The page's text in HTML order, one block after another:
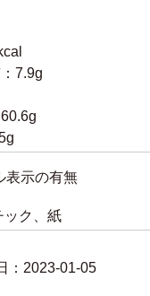
7.9g
表示の有無
ック、紙
：2023-01-05